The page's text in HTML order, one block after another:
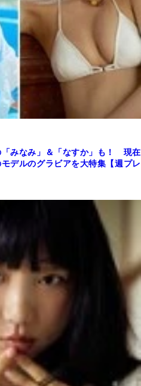
「みなみ」＆「なすか」も！ 現在
デルのグラビアを大特集【週プレ